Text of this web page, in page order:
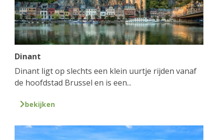
Dinant
Dinant ligt op slechts een klein uurtje rijden vanaf
de hoofdstad Brussel en is een...
bekijken